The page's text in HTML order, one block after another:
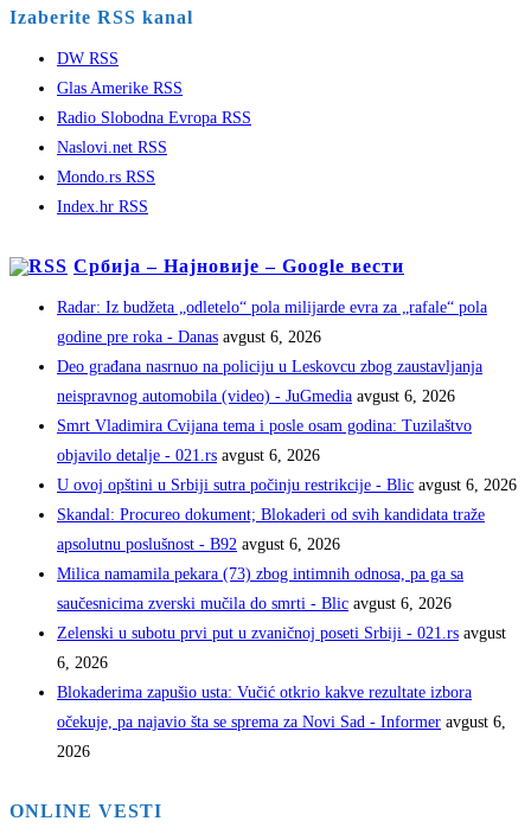
Izaberite RSS kanal
DW RSS
Glas Amerike RSS
Radio Slobodna Evropa RSS
Naslovi.net RSS
Mondo.rs RSS
Index.hr RSS
Србија – Најновије – Google вести
Radar: Iz budžeta „odletelo“ pola milijarde evra za „rafale“ pola
godine pre roka - Danas avgust 6, 2026
Deo građana nasrnuo na policiju u Leskovcu zbog zaustavljanja
neispravnog automobila (video) - JuGmedia avgust 6, 2026
Smrt Vladimira Cvijana tema i posle osam godina: Tuzilaštvo
objavilo detalje - 021.rs avgust 6, 2026
U ovoj opštini u Srbiji sutra počinju restrikcije - Blic avgust 6, 2026
Skandal: Procureo dokument; Blokaderi od svih kandidata traže
apsolutnu poslušnost - B92 avgust 6, 2026
Milica namamila pekara (73) zbog intimnih odnosa, pa ga sa
saučesnicima zverski mučila do smrti - Blic avgust 6, 2026
Zelenski u subotu prvi put u zvaničnoj poseti Srbiji - 021.rs avgust
6, 2026
Blokaderima zapušio usta: Vučić otkrio kakve rezultate izbora
očekuje, pa najavio šta se sprema za Novi Sad - Informer avgust 6,
2026
ONLINE VESTI